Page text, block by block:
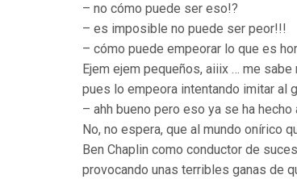
– no cómo puede ser eso!?
– es imposible no puede ser peor!!!
– cómo puede empeorar lo que es
Ejem ejem pequeños, aiiix … me
pues lo empeora intentando imitar al
– ahh bueno pero eso ya se ha
No, no espera, que al mundo onírico
Ben Chaplin como conductor de
provocando unas terribles ganas de